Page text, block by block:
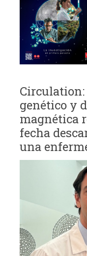
genético y
magnética
fecha
una